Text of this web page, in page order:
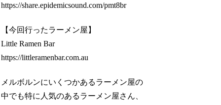
https://share.epidemicsound.com/pmt8br
【今回行ったラーメン屋】
Little Ramen Bar
https://littleramenbar.com.au
メルボルンにいくつかあるラーメン屋の
中でも特に人気のあるラーメン屋さん、